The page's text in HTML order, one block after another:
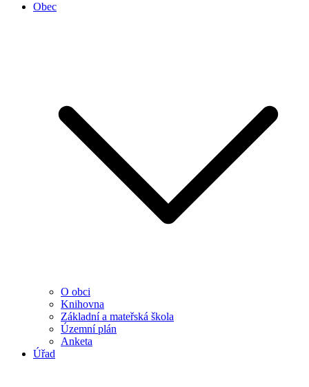
Obec
O obci
Knihovna
Základní a mateřská škola
Územní plán
Anketa
Úřad